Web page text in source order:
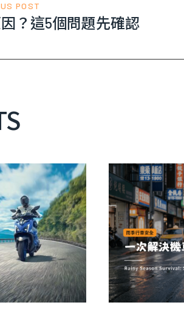
POST
？這5個問題先確認